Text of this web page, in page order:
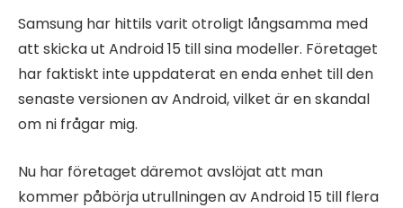
Samsung har hittils varit otroligt långsamma med
att skicka ut Android 15 till sina modeller. Företaget
har faktiskt inte uppdaterat en enda enhet till den
senaste versionen av Android, vilket är en skandal
om ni frågar mig.
Nu har företaget däremot avslöjat att man
kommer påbörja utrullningen av Android 15 till flera